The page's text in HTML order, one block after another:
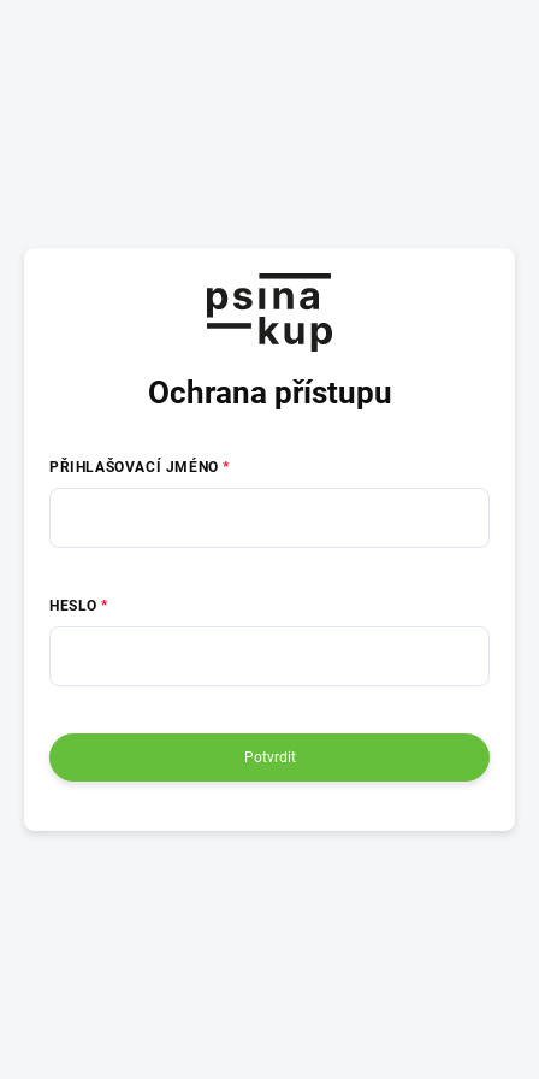
Ochrana přístupu
PŘIHLAŠOVACÍ JMÉNO
HESLO
Potvrdit